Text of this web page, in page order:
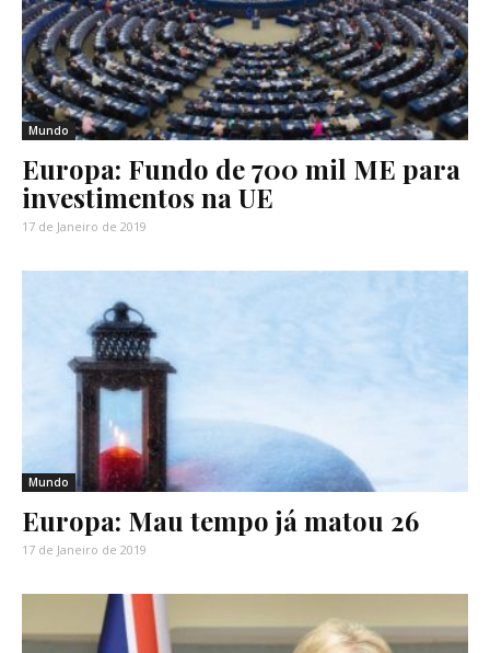
Mundo
Europa: Fundo de 700 mil ME para
investimentos na UE
17 de Janeiro de 2019
Mundo
Europa: Mau tempo já matou 26
17 de Janeiro de 2019